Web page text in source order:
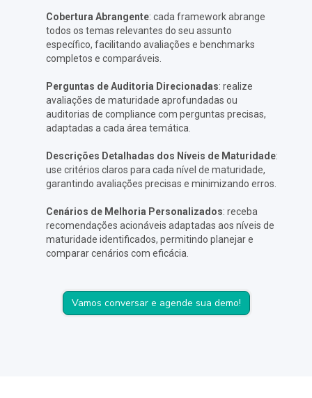
Cobertura Abrangente: cada framework abrange
todos os temas relevantes do seu assunto
específico, facilitando avaliações e benchmarks
completos e comparáveis.
Perguntas de Auditoria Direcionadas: realize
avaliações de maturidade aprofundadas ou
auditorias de compliance com perguntas precisas,
adaptadas a cada área temática. ​
Descrições Detalhadas dos Níveis de Maturidade:
use critérios claros para cada nível de maturidade,
garantindo avaliações precisas e minimizando erros. ​
Cenários de Melhoria Personalizados: receba
recomendações acionáveis adaptadas aos níveis de
maturidade identificados, permitindo planejar e
comparar cenários com eficácia. ​
Vamos conversar e agende sua demo!